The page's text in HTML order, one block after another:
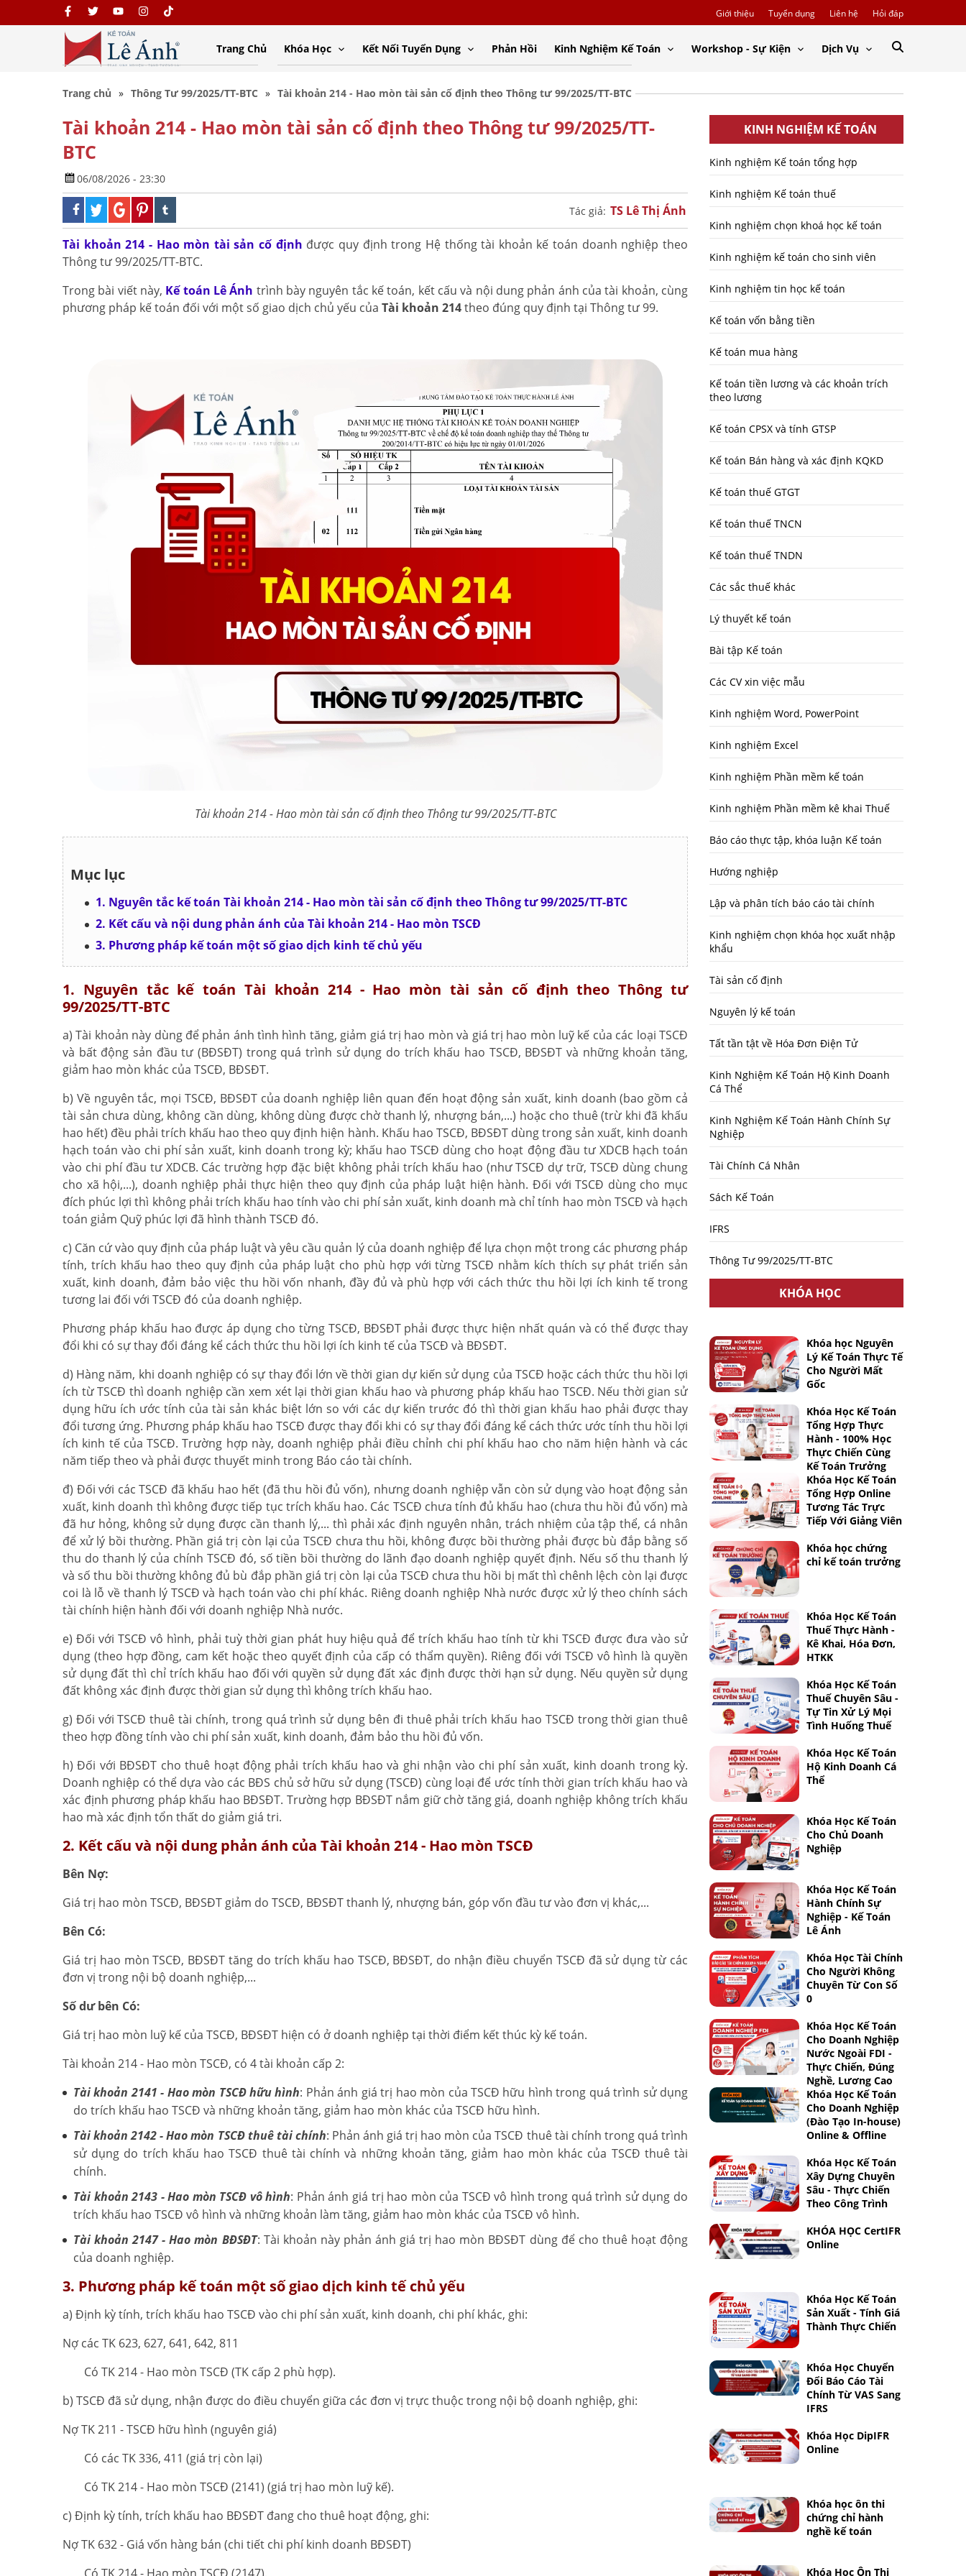
Giới thiệu Tuyển dụng Liên hệ Hỏi đáp
Trang Chủ Khóa Học Kết Nối Tuyển Dụng Phản Hồi Kinh Nghiệm Kế Toán Workshop - Sự Kiện Dịch Vụ
Trang chủ Thông Tư 99/2025/TT-BTC Tài khoản 214 - Hao mòn tài sản cố định theo Thông tư 99/2025/TT-BTC
Tài khoản 214 - Hao mòn tài sản cố định theo Thông tư 99/2025/TT-
BTC
06/08/2026 - 23:30
Tác giả: TS Lê Thị Ánh
Tài khoản 214 - Hao mòn tài sản cố định được quy định trong Hệ thống tài khoản kế toán doanh nghiệp theo
Thông tư 99/2025/TT-BTC.
Trong bài viết này, Kế toán Lê Ánh trình bày nguyên tắc kế toán, kết cấu và nội dung phản ánh của tài khoản, cùng
phương pháp kế toán đối với một số giao dịch chủ yếu của Tài khoản 214theo đúng quy định tại Thông tư 99.
Tài khoản 214 - Hao mòn tài sản cố định theo Thông tư 99/2025/TT-BTC
Mục lục
1. Nguyên tắc kế toán Tài khoản 214 - Hao mòn tài sản cố định theo Thông tư 99/2025/TT-BTC
2. Kết cấu và nội dung phản ánh của Tài khoản 214 - Hao mòn TSCĐ
3. Phương pháp kế toán một số giao dịch kinh tế chủ yếu
1. Nguyên tắc kế toán Tài khoản 214 - Hao mòn tài sản cố định theo Thông tư
99/2025/TT-BTC
a) Tài khoản này dùng để phản ánh tình hình tăng, giảm giá trị hao mòn và giá trị hao mòn luỹ kế của các loại TSCĐ
và bất động sản đầu tư (BĐSĐT) trong quá trình sử dụng do trích khấu hao TSCĐ, BĐSĐT và những khoản tăng,
giảm hao mòn khác của TSCĐ, BĐSĐT.
b) Về nguyên tắc, mọi TSCĐ, BĐSĐT của doanh nghiệp liên quan đến hoạt động sản xuất, kinh doanh (bao gồm cả
tài sản chưa dùng, không cần dùng, không dùng được chờ thanh lý, nhượng bán,...) hoặc cho thuê (trừ khi đã khấu
hao hết) đều phải trích khấu hao theo quy định hiện hành. Khấu hao TSCĐ, BĐSĐT dùng trong sản xuất, kinh doanh
hạch toán vào chi phí sản xuất, kinh doanh trong kỳ; khấu hao TSCĐ dùng cho hoạt động đầu tư XDCB hạch toán
vào chi phí đầu tư XDCB. Các trường hợp đặc biệt không phải trích khấu hao (như TSCĐ dự trữ, TSCĐ dùng chung
cho xã hội,...), doanh nghiệp phải thực hiện theo quy định của pháp luật hiện hành. Đối với TSCĐ dùng cho mục
đích phúc lợi thì không phải trích khấu hao tính vào chi phí sản xuất, kinh doanh mà chỉ tính hao mòn TSCĐ và hạch
toán giảm Quỹ phúc lợi đã hình thành TSCĐ đó.
c) Căn cứ vào quy định của pháp luật và yêu cầu quản lý của doanh nghiệp để lựa chọn một trong các phương pháp
tính, trích khấu hao theo quy định của pháp luật cho phù hợp với từng TSCĐ nhằm kích thích sự phát triển sản
xuất, kinh doanh, đảm bảo việc thu hồi vốn nhanh, đầy đủ và phù hợp với cách thức thu hồi lợi ích kinh tế trong
tương lai đối với TSCĐ đó của doanh nghiệp.
Phương pháp khấu hao được áp dụng cho từng TSCĐ, BĐSĐT phải được thực hiện nhất quán và có thể được thay
đổi khi có sự thay đổi đáng kể cách thức thu hồi lợi ích kinh tế của TSCĐ và BĐSĐT.
d) Hàng năm, khi doanh nghiệp có sự thay đổi lớn về thời gian dự kiến sử dụng của TSCĐ hoặc cách thức thu hồi lợi
ích từ TSCĐ thì doanh nghiệp cần xem xét lại thời gian khấu hao và phương pháp khấu hao TSCĐ. Nếu thời gian sử
dụng hữu ích ước tính của tài sản khác biệt lớn so với các dự kiến trước đó thì thời gian khấu hao phải được thay
đổi tương ứng. Phương pháp khấu hao TSCĐ được thay đổi khi có sự thay đổi đáng kể cách thức ước tính thu hồi lợi
ích kinh tế của TSCĐ. Trường hợp này, doanh nghiệp phải điều chỉnh chi phí khấu hao cho năm hiện hành và các
năm tiếp theo và phải được thuyết minh trong Báo cáo tài chính.
đ) Đối với các TSCĐ đã khấu hao hết (đã thu hồi đủ vốn), nhưng doanh nghiệp vẫn còn sử dụng vào hoạt động sản
xuất, kinh doanh thì không được tiếp tục trích khấu hao. Các TSCĐ chưa tính đủ khấu hao (chưa thu hồi đủ vốn) mà
đã hư hỏng, không sử dụng được cần thanh lý,... thì phải xác định nguyên nhân, trách nhiệm của tập thể, cá nhân
để xử lý bồi thường. Phần giá trị còn lại của TSCĐ chưa thu hồi, không được bồi thường phải được bù đắp bằng số
thu do thanh lý của chính TSCĐ đó, số tiền bồi thường do lãnh đạo doanh nghiệp quyết định. Nếu số thu thanh lý
và số thu bồi thường không đủ bù đắp phần giá trị còn lại của TSCĐ chưa thu hồi bị mất thì chênh lệch còn lại được
coi là lỗ về thanh lý TSCĐ và hạch toán vào chi phí khác. Riêng doanh nghiệp Nhà nước được xử lý theo chính sách
tài chính hiện hành đối với doanh nghiệp Nhà nước.
e) Đối với TSCĐ vô hình, phải tuỳ thời gian phát huy hiệu quả để trích khấu hao tính từ khi TSCĐ được đưa vào sử
dụng (theo hợp đồng, cam kết hoặc theo quyết định của cấp có thẩm quyền). Riêng đối với TSCĐ vô hình là quyền
sử dụng đất thì chỉ trích khấu hao đối với quyền sử dụng đất xác định được thời hạn sử dụng. Nếu quyền sử dụng
đất không xác định được thời gian sử dụng thì không trích khấu hao.
g) Đối với TSCĐ thuê tài chính, trong quá trình sử dụng bên đi thuê phải trích khấu hao TSCĐ trong thời gian thuê
theo hợp đồng tính vào chi phí sản xuất, kinh doanh, đảm bảo thu hồi đủ vốn.
h) Đối với BĐSĐT cho thuê hoạt động phải trích khấu hao và ghi nhận vào chi phí sản xuất, kinh doanh trong kỳ.
Doanh nghiệp có thể dựa vào các BĐS chủ sở hữu sử dụng (TSCĐ) cùng loại để ước tính thời gian trích khấu hao và
xác định phương pháp khấu hao BĐSĐT. Trường hợp BĐSĐT nắm giữ chờ tăng giá, doanh nghiệp không trích khấu
hao mà xác định tổn thất do giảm giá tri.
2. Kết cấu và nội dung phản ánh của Tài khoản 214 - Hao mòn TSCĐ
Bên Nợ:
Giá trị hao mòn TSCĐ, BĐSĐT giảm do TSCĐ, BĐSĐT thanh lý, nhượng bán, góp vốn đầu tư vào đơn vị khác,...
Bên Có:
Giá trị hao mòn TSCĐ, BĐSĐT tăng do trích khấu hao TSCĐ, BĐSĐT, do nhận điều chuyển TSCĐ đã sử dụng từ các
đơn vị trong nội bộ doanh nghiệp,...
Số dư bên Có:
Giá trị hao mòn luỹ kế của TSCĐ, BĐSĐT hiện có ở doanh nghiệp tại thời điểm kết thúc kỳ kế toán.
Tài khoản 214 - Hao mòn TSCĐ, có 4 tài khoản cấp 2:
Tài khoản 2141 - Hao mòn TSCĐ hữu hình: Phản ánh giá trị hao mòn của TSCĐ hữu hình trong quá trình sử dụng
do trích khấu hao TSCĐ và những khoản tăng, giảm hao mòn khác của TSCĐ hữu hình.
Tài khoản 2142 - Hao mòn TSCĐ thuê tài chính: Phản ánh giá trị hao mòn của TSCĐ thuê tài chính trong quá trình
sử dụng do trích khấu hao TSCĐ thuê tài chính và những khoản tăng, giảm hao mòn khác của TSCĐ thuê tài
chính.
Tài khoản 2143 - Hao mòn TSCĐ vô hình: Phản ánh giá trị hao mòn của TSCĐ vô hình trong quá trình sử dụng do
trích khấu hao TSCĐ vô hình và những khoản làm tăng, giảm hao mòn khác của TSCĐ vô hình.
Tài khoản 2147 - Hao mòn BĐSĐT: Tài khoản này phản ánh giá trị hao mòn BĐSĐT dùng để cho thuê hoạt động
của doanh nghiệp.
3. Phương pháp kế toán một số giao dịch kinh tế chủ yếu
a) Định kỳ tính, trích khấu hao TSCĐ vào chi phí sản xuất, kinh doanh, chi phí khác, ghi:
Nợ các TK 623, 627, 641, 642, 811
Có TK 214 - Hao mòn TSCĐ (TK cấp 2 phù hợp).
b) TSCĐ đã sử dụng, nhận được do điều chuyển giữa các đơn vị trực thuộc trong nội bộ doanh nghiệp, ghi:
Nợ TK 211 - TSCĐ hữu hình (nguyên giá)
Có các TK 336, 411 (giá trị còn lại)
Có TK 214 - Hao mòn TSCĐ (2141) (giá trị hao mòn luỹ kế).
c) Định kỳ tính, trích khấu hao BĐSĐT đang cho thuê hoạt động, ghi:
Nợ TK 632 - Giá vốn hàng bán (chi tiết chi phí kinh doanh BĐSĐT)
KINH NGHIỆM KẾ TOÁN
Kinh nghiệm Kế toán tổng hợp
Kinh nghiệm Kế toán thuế
Kinh nghiệm chọn khoá học kế toán
Kinh nghiệm kế toán cho sinh viên
Kinh nghiệm tin học kế toán
Kế toán vốn bằng tiền
Kế toán mua hàng
Kế toán tiền lương và các khoản trích
theo lương
Kế toán CPSX và tính GTSP
Kế toán Bán hàng và xác định KQKD
Kế toán thuế GTGT
Kế toán thuế TNCN
Kế toán thuế TNDN
Các sắc thuế khác
Lý thuyết kế toán
Bài tập Kế toán
Các CV xin việc mẫu
Kinh nghiệm Word, PowerPoint
Kinh nghiệm Excel
Kinh nghiệm Phần mềm kế toán
Kinh nghiệm Phần mềm kê khai Thuế
Báo cáo thực tập, khóa luận Kế toán
Hướng nghiệp
Lập và phân tích báo cáo tài chính
Kinh nghiệm chọn khóa học xuất nhập
khẩu
Tài sản cố định
Nguyên lý kế toán
Tất tần tật về Hóa Đơn Điện Tử
Kinh Nghiệm Kế Toán Hộ Kinh Doanh
Cá Thể
Kinh Nghiệm Kế Toán Hành Chính Sự
Nghiệp
Tài Chính Cá Nhân
Sách Kế Toán
IFRS
Thông Tư 99/2025/TT-BTC
KHÓA HỌC
Khóa học Nguyên
Lý Kế Toán Thực Tế
Cho Người Mất
Gốc
Khóa Học Kế Toán
Tổng Hợp Thực
Hành - 100% Học
Thực Chiến Cùng
Kế Toán Trưởng
Khóa Học Kế Toán
Tổng Hợp Online
Tương Tác Trực
Tiếp Với Giảng Viên
Khóa học chứng
chỉ kế toán trưởng
Khóa Học Kế Toán
Thuế Thực Hành -
Kê Khai, Hóa Đơn,
HTKK
Khóa Học Kế Toán
Thuế Chuyên Sâu -
Tự Tin Xử Lý Mọi
Tình Huống Thuế
Khóa Học Kế Toán
Hộ Kinh Doanh Cá
Thể
Khóa Học Kế Toán
Cho Chủ Doanh
Nghiệp
Khóa Học Kế Toán
Hành Chính Sự
Nghiệp - Kế Toán
Lê Ánh
Khóa Học Tài Chính
Cho Người Không
Chuyên Từ Con Số
0
Khóa Học Kế Toán
Cho Doanh Nghiệp
Nước Ngoài FDI -
Thực Chiến, Đúng
Nghề, Lương Cao
Khóa Học Kế Toán
Cho Doanh Nghiệp
(Đào Tạo In-house)
Online & Offline
Khóa Học Kế Toán
Xây Dựng Chuyên
Sâu - Thực Chiến
Theo Công Trình
KHÓA HỌC CertIFR
Online
Khóa Học Kế Toán
Sản Xuất - Tính Giá
Thành Thực Chiến
Khóa Học Chuyển
Đổi Báo Cáo Tài
Chính Từ VAS Sang
IFRS
Khóa Học DipIFR
Online
Khóa học ôn thi
chứng chỉ hành
nghề kế toán
Khóa Học Ôn Thi